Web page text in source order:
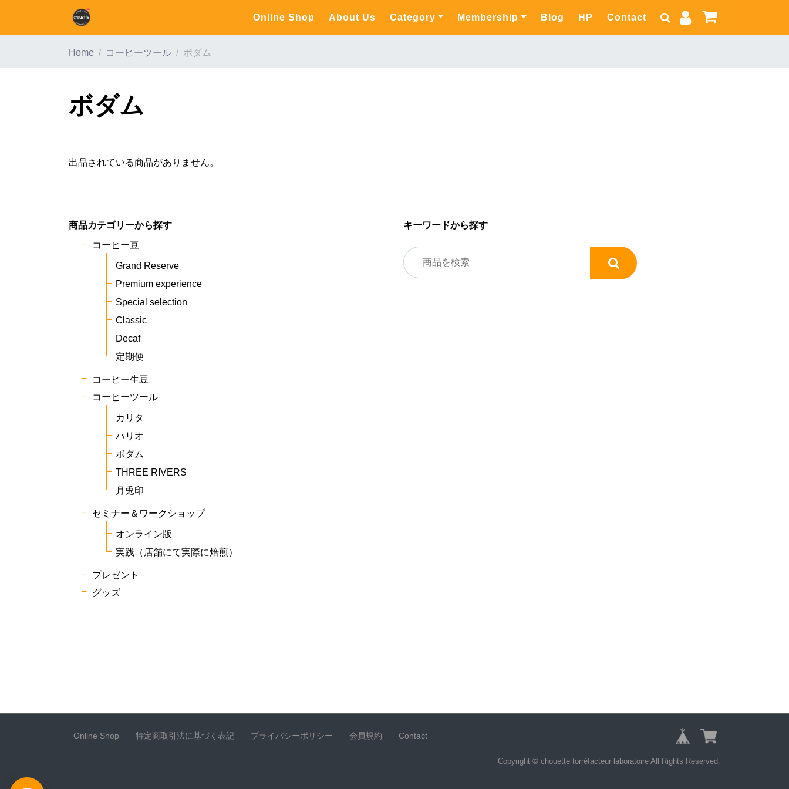
Online Shop About Us Category Membership Blog HP Contact
Home コーヒーツール ボダム
ボダム
出品されている商品がありません。
商品カテゴリーから探す
コーヒー豆
Grand Reserve
Premium experience
Special selection
Classic
Decaf
定期便
コーヒー生豆
コーヒーツール
カリタ
ハリオ
ボダム
THREE RIVERS
月兎印
セミナー＆ワークショップ
オンライン版
実践（店舗にて実際に焙煎）
プレゼント
グッズ
キーワードから探す
Online Shop 特定商取引法に基づく表記 プライバシーポリシー 会員規約 Contact
Copyright © chouette torréfacteur laboratoire All Rights Reserved.